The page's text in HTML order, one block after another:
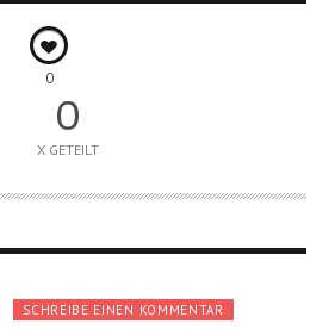
0
0
X GETEILT
SCHREIBE EINEN KOMMENTAR